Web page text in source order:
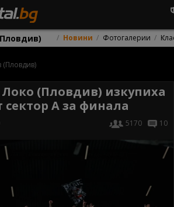
Новини Фотогалерии
(Пловдив) изкупиха
сектор А за финала
5170 10